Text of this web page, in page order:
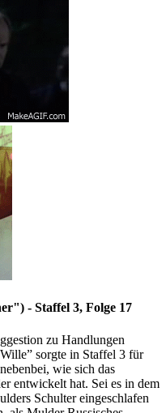
- Staffel 3, Folge 17
zu Handlungen
sorgte in Staffel 3 für
wie sich das
entwickelt hat. Sei es in dem
Schulter eingeschlafen